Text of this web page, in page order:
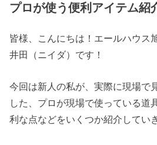
プロが使う便利アイテム紹
皆様、こんにちは！エールハウス
井田（ニイダ）です！
今回は新人の私が、実際に現場で
した、プロが現場で使っている道
利な点などをいくつか紹介してい